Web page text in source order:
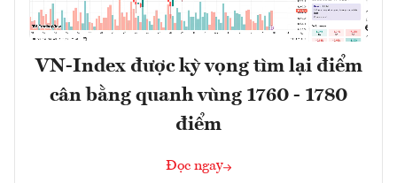
VN-Index được kỳ vọng tìm lại điểm
cân bằng quanh vùng 1760 - 1780
điểm
Đọc ngay